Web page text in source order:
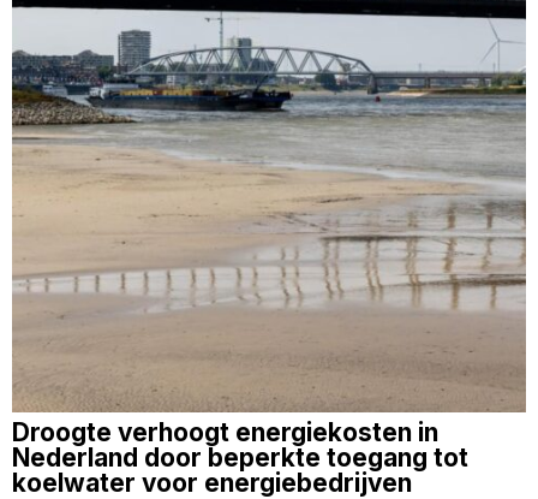
Droogte verhoogt energiekosten in
Nederland door beperkte toegang tot
koelwater voor energiebedrijven